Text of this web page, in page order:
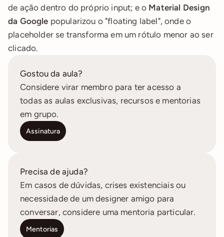
de ação dentro do próprio input; e o Material Design
da Google popularizou o "floating label", onde o
placeholder se transforma em um rótulo menor ao ser
clicado.
Gostou da aula?
Considere virar membro para ter acesso a
todas as aulas exclusivas, recursos e mentorias
em grupo.
Assinatura
Precisa de ajuda?
Em casos de dúvidas, crises existenciais ou
necessidade de um designer amigo para
conversar, considere uma mentoria particular.
Mentorias